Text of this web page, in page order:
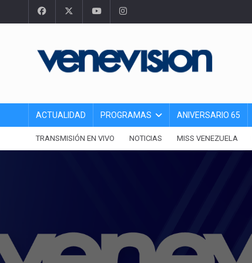
ACTUALIDAD PROGRAMAS ANIVERSARIO 65
TRANSMISIÓN EN VIVO NOTICIAS MISS VENEZUELA